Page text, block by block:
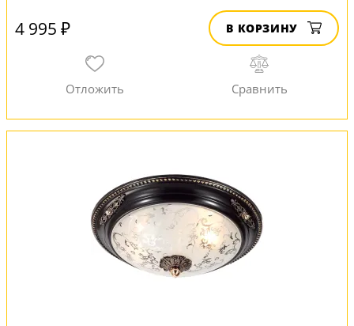
4 995 ₽ В КОРЗИНУ